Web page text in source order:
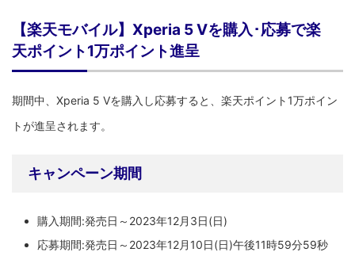
【楽天モバイル】Xperia 5 Vを購入･応募で楽
天ポイント1万ポイント進呈
期間中、Xperia 5 Vを購入し応募すると、楽天ポイント1万ポイン
トが進呈されます。
キャンペーン期間
購入期間:発売日～2023年12月3日(日)
応募期間:発売日～2023年12月10日(日)午後11時59分59秒